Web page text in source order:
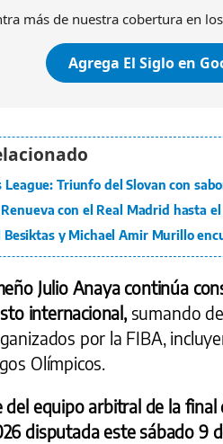
más de nuestra cobertura en
Agrega El Siglo en
League: Triunfo del Slovan con
con el Real Madrid hasta
Besiktas y Michael Amir Murillo
Julio Anaya continúa
internacional, sumando
por la FIBA,
Olímpicos.
equipo arbitral de la final
disputada este sábado 9